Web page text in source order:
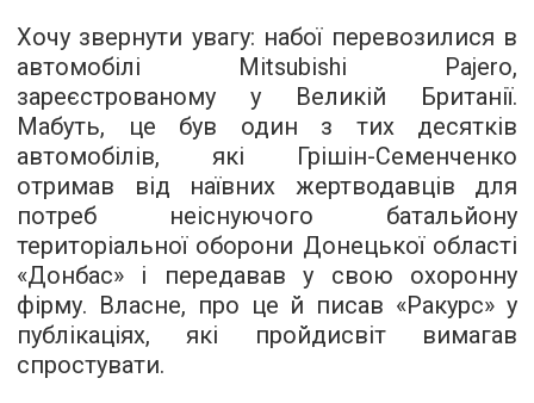
Хочу звернути увагу: набої перевозилися в
автомобілі Mitsubishi Pajero,
зареєстрованому у Великій Британії.
Мабуть, це був один з тих десятків
автомобілів, які Грішін-Семенченко
отримав від наївних жертводавців для
потреб неіснуючого батальйону
територіальної оборони Донецької області
«Донбас» і передавав у свою охоронну
фірму. Власне, про це й писав «Ракурс» у
публікаціях, які пройдисвіт вимагав
спростувати.